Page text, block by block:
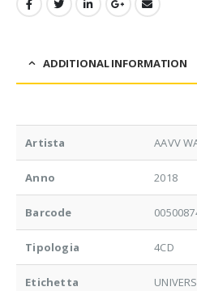
ADDITIONAL INFORMATION
Artista AAVV
Anno 2018
Barcode
Tipologia 4CD
Etichetta